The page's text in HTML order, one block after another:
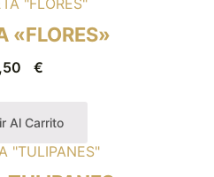
«FLORES»
€
Al Carrito